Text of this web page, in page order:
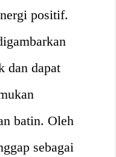
positif.
dan dapat
batin. Oleh
sebagai